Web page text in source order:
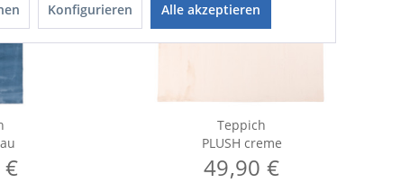
€
Teppich
PLUSH creme
49,90 €
Konfigurieren Alle akzeptieren